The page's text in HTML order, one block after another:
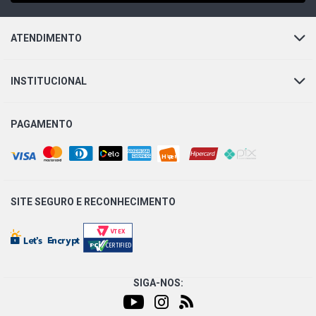
ATENDIMENTO
INSTITUCIONAL
PAGAMENTO
SITE SEGURO E RECONHECIMENTO
SIGA-NOS: